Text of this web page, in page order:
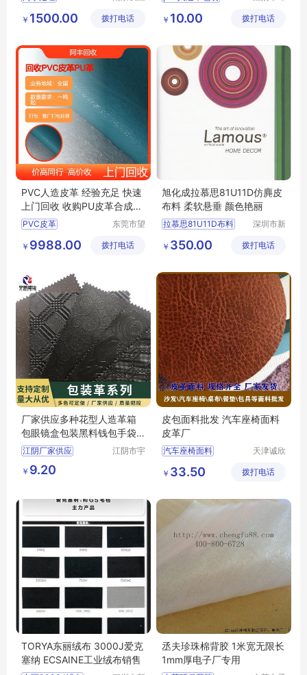
污水处理行情
科技有限
￥ 1500.00 拨打电话
家具箱包翻新人造皮革
家具防水人造革
限公司
￥ 10.00 拨打电话
PVC人造皮革 经验充足 快速
上门回收 收购PU皮革合成革
上门高价
PVC皮革
回收PU革 回收人造革
东莞市望
布料商行
￥ 9988.00 拨打电话
旭化成拉慕思81U11D仿麂皮
布料 柔软悬垂 颜色艳丽
拉慕思81U11D布料
ASAHIKASEI布料
深圳市新
链有限公
￥ 350.00 拨打电话
厂家供应多种花型人造革箱
包眼镜盒包装黑料钱包手袋
印刷皮革
江阴厂家供应
江阴市宇
￥ 9.20
皮包面料批发 汽车座椅面料
皮革厂
汽车座椅面料
天津诚欣
有限公司
￥ 33.50 拨打电话
TORYA东丽绒布 3000J爱克
塞纳 ECSAINE工业绒布销售
丞夫珍珠棉背胶 1米宽无限长
1mm厚电子厂专用